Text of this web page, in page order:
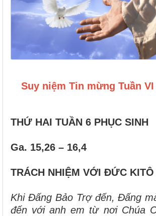
Suy niệm Tin mừng Tuần
THỨ HAI TUẦN 6 PHỤC SINH
Ga. 15,26 – 16,4
TRÁCH NHIỆM VỚI ĐỨC KITÔ
Khi Đấng Bảo Trợ đến, Đấng
đến với anh em từ nơi Chúa